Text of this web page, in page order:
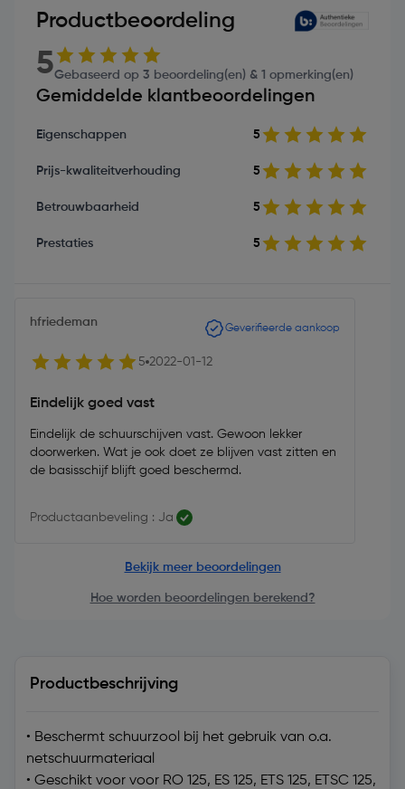
Productbeoordeling
5Gebaseerd op 3 beoordeling(en) & 1 opmerking(en)
Gemiddelde klantbeoordelingen
Eigenschappen 5
Prijs-kwaliteitverhouding 5
Betrouwbaarheid 5
Prestaties 5
hfriedeman Geverifieerde aankoop
5 2022-01-12
Eindelijk goed vast
Eindelijk de schuurschijven vast. Gewoon lekker
doorwerken. Wat je ook doet ze blijven vast zitten en
de basisschijf blijft goed beschermd.
Productaanbeveling : Ja
Bekijk meer beoordelingen
Hoe worden beoordelingen berekend?
Productbeschrijving
• Beschermt schuurzool bij het gebruik van o.a.
netschuurmateriaal
• Geschikt voor voor RO 125, ES 125, ETS 125, ETSC 125,